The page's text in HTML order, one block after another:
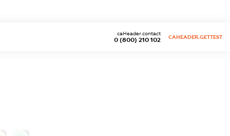
0 (800) 210 102
caHeader.contact
CAHEADER.GETTEST